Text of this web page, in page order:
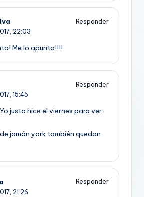
Responder
22:03
Me lo apunto!!!!
Responder
15:45
Yo justo hice el viernes para ver
jamón york también quedan
Responder
21:26